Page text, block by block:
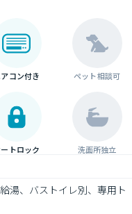
コン付き ペット相談可
トロック 洗面所独立
湯、バストイレ別、専用ト